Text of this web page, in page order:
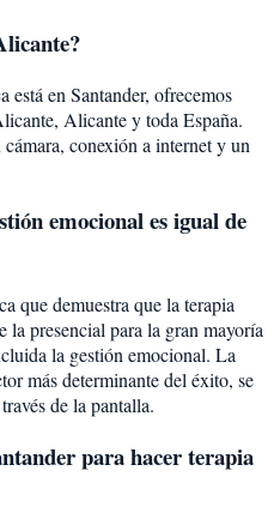
?
en Santander, ofrecemos
, Alicantey toda España.
conexión a internet y un
emocionales igual de
que demuestra que la terapia
presencial para la gran mayoría
la gestión emocional. La
más determinante del éxito, se
de la pantalla.
para hacer terapia